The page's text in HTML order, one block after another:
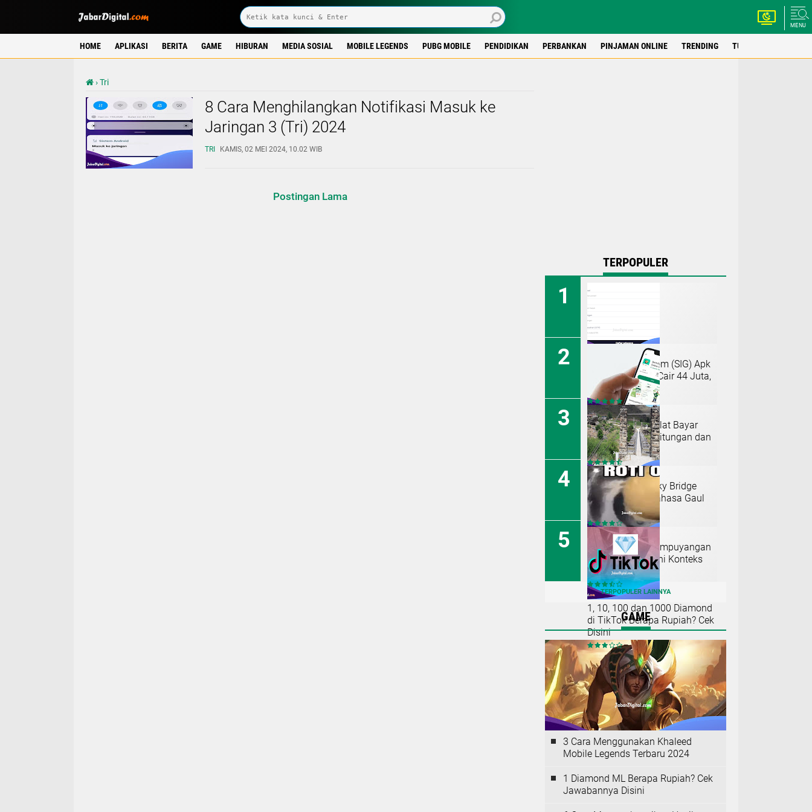
MENU
HOME APLIKASI BERITA GAME HIBURAN MEDIA SOSIAL MOBILE LEGENDS PUBG MOBILE PENDIDIKAN PERBANKAN PINJAMAN ONLINE TRENDING TUTORIAL
›Tri
8 Cara Menghilangkan Notifikasi Masuk ke
Jaringan 3 (Tri) 2024
TRI KAMIS, 02 MEI 2024, 10.02 WIB
Postingan Lama
TERPOPULER
H5 Sigidshare Com (SIG) Apk
Penghasil Uang Cair 44 Juta,
Daftar Disini!
Berapa Denda Telat Bayar
BantuSaku? Perhitungan dan
Resikonya 2024
TERJAWAB! Shaky Bridge
Artinya dalam Bahasa Gaul
Indonesia
Roti O Stasiun Lempuyangan
Meme Kenapa? Ini Konteks
Viralnya
1, 10, 100 dan 1000 Diamond
di TikTok Berapa Rupiah? Cek
Disini
TERPOPULER LAINNYA
GAME
3 Cara Menggunakan Khaleed
Mobile Legends Terbaru 2024
1 Diamond ML Berapa Rupiah? Cek
Jawabannya Disini